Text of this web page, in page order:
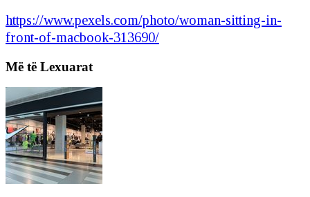
https://www.pexels.com/photo/woman-sitting-in-
front-of-macbook-313690/
Më të Lexuarat